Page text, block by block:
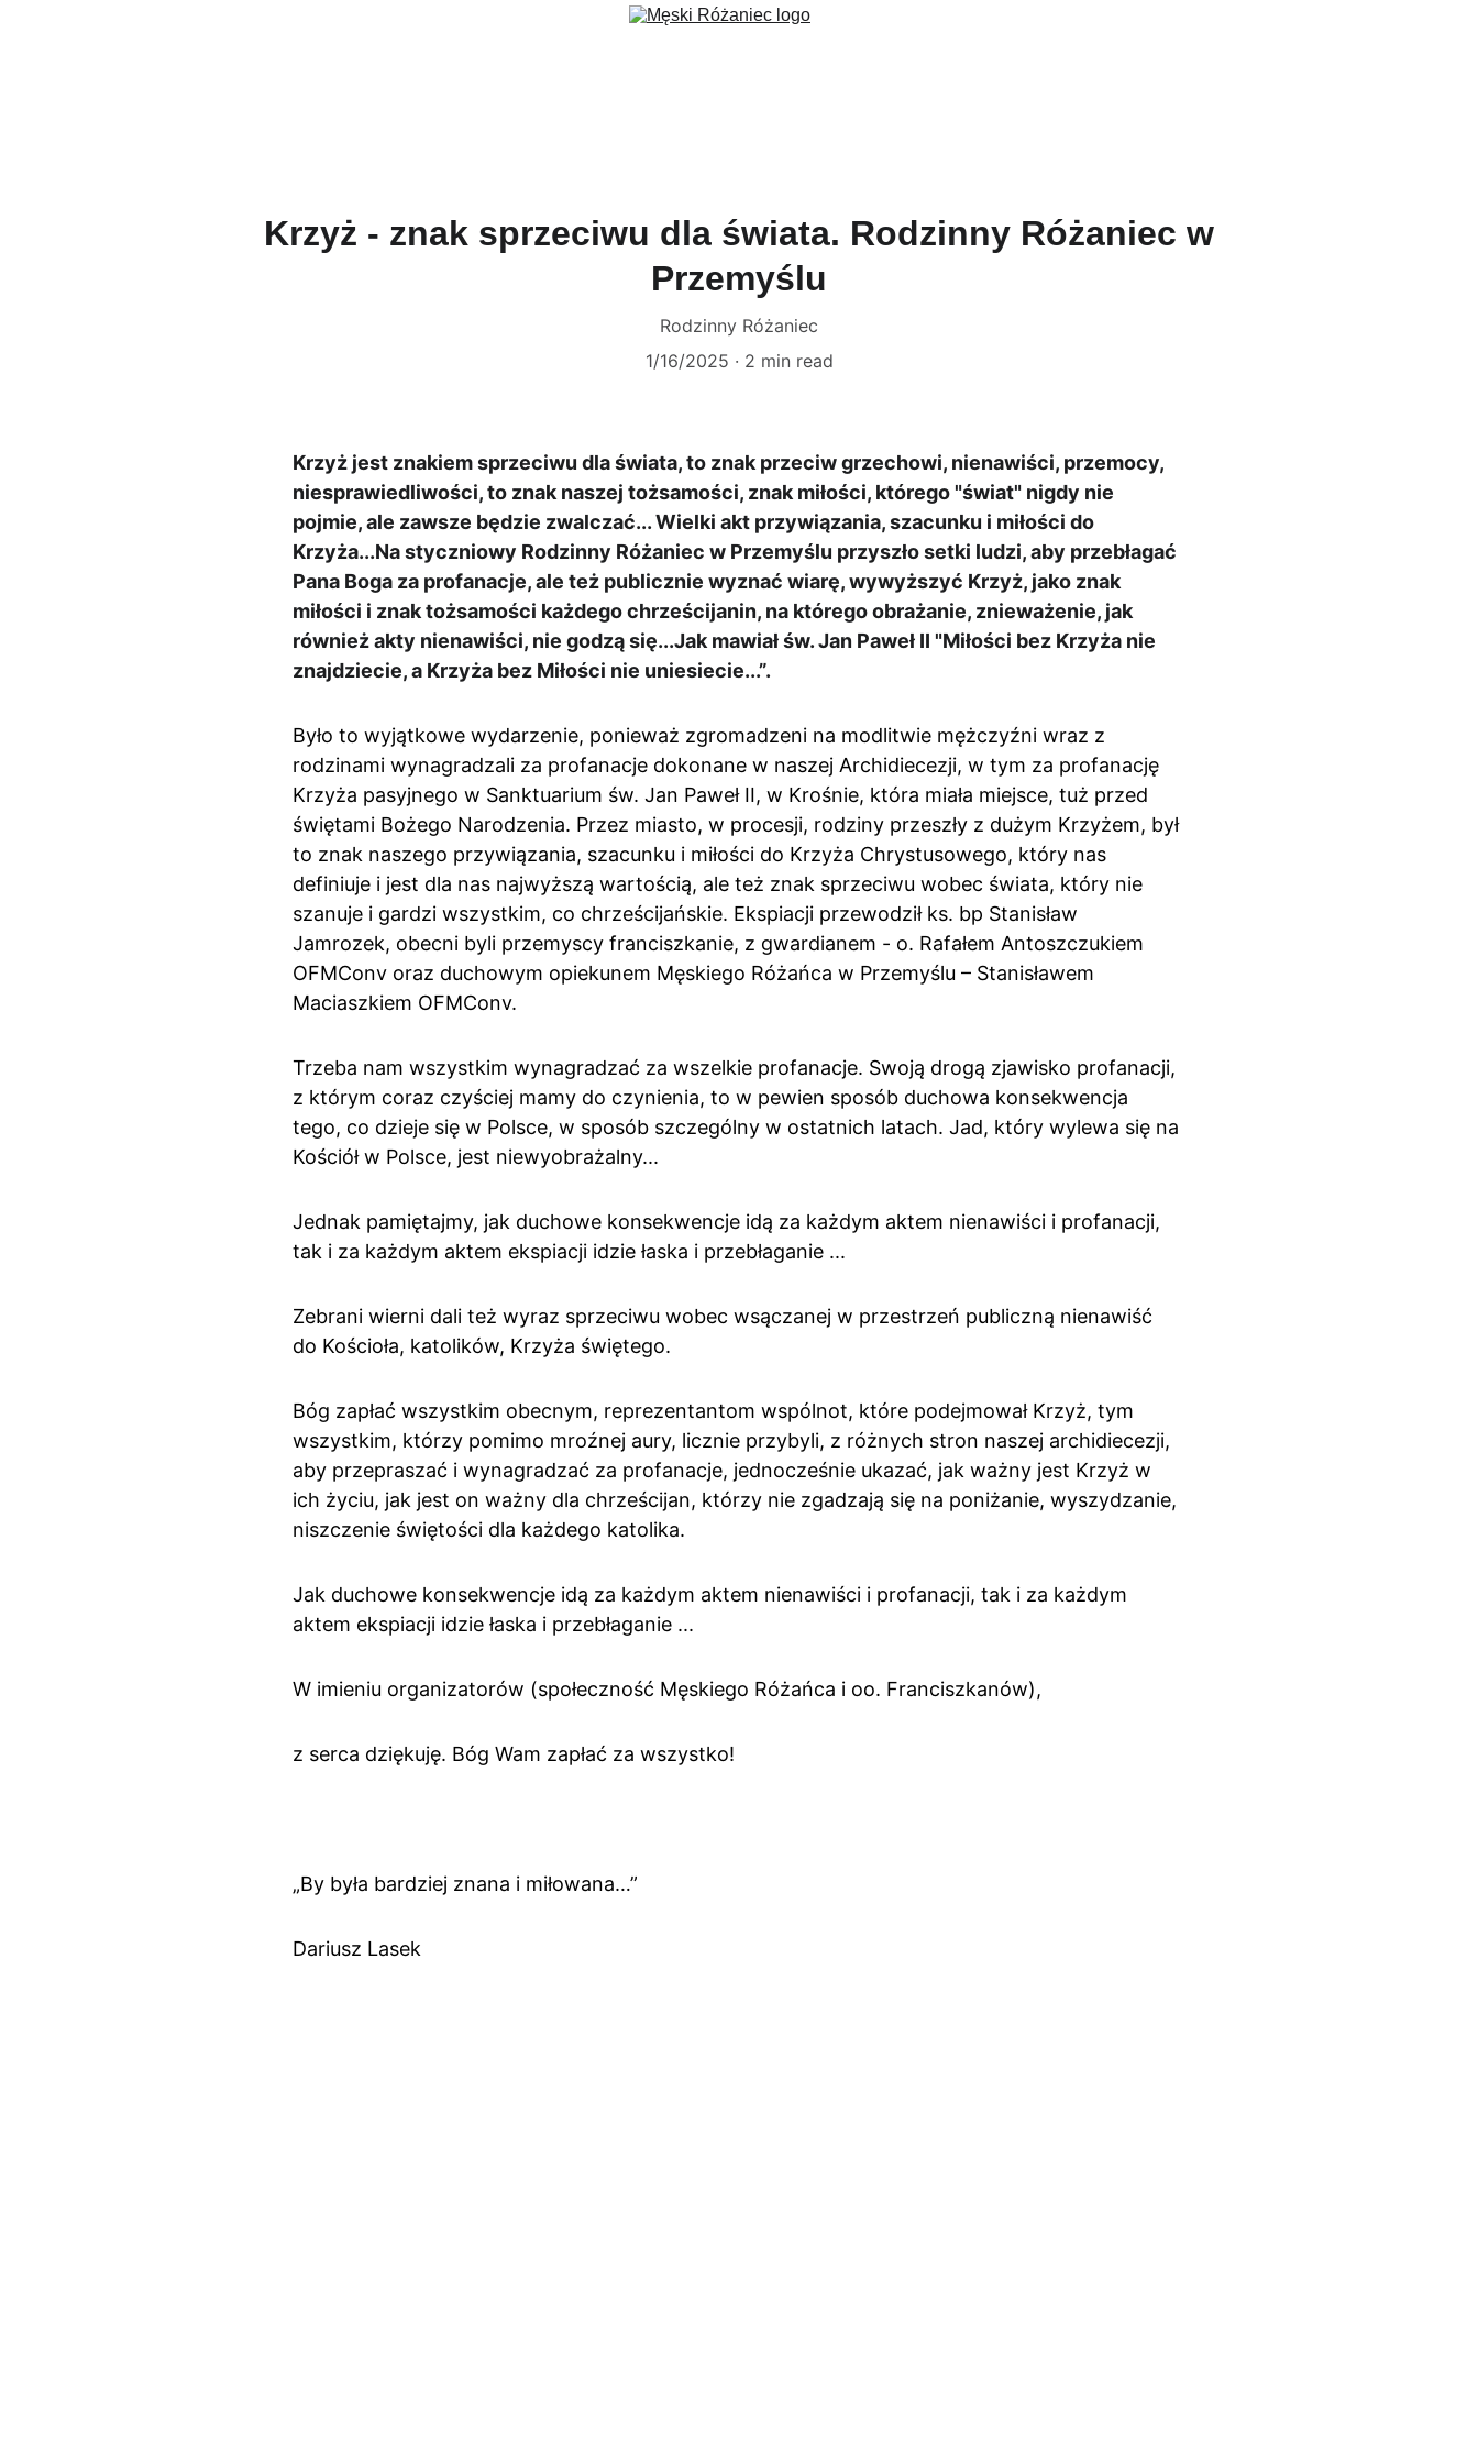
Krzyż - znak sprzeciwu dla świata. Rodzinny Różaniec w
Przemyślu
Rodzinny Różaniec
1/16/2025
2 min read
Krzyż jest znakiem sprzeciwu dla świata, to znak przeciw grzechowi, nienawiści, przemocy,
niesprawiedliwości, to znak naszej tożsamości, znak miłości, którego "świat" nigdy nie
pojmie, ale zawsze będzie zwalczać... Wielki akt przywiązania, szacunku i miłości do
Krzyża...Na styczniowy Rodzinny Różaniec w Przemyślu przyszło setki ludzi, aby przebłagać
Pana Boga za profanacje, ale też publicznie wyznać wiarę, wywyższyć Krzyż, jako znak
miłości i znak tożsamości każdego chrześcijanin, na którego obrażanie, znieważenie, jak
również akty nienawiści, nie godzą się...Jak mawiał św. Jan Paweł II "Miłości bez Krzyża nie
znajdziecie, a Krzyża bez Miłości nie uniesiecie...”.
Było to wyjątkowe wydarzenie, ponieważ zgromadzeni na modlitwie mężczyźni wraz z
rodzinami wynagradzali za profanacje dokonane w naszej Archidiecezji, w tym za profanację
Krzyża pasyjnego w Sanktuarium św. Jan Paweł II, w Krośnie, która miała miejsce, tuż przed
świętami Bożego Narodzenia. Przez miasto, w procesji, rodziny przeszły z dużym Krzyżem, był
to znak naszego przywiązania, szacunku i miłości do Krzyża Chrystusowego, który nas
definiuje i jest dla nas najwyższą wartością, ale też znak sprzeciwu wobec świata, który nie
szanuje i gardzi wszystkim, co chrześcijańskie. Ekspiacji przewodził ks. bp Stanisław
Jamrozek, obecni byli przemyscy franciszkanie, z gwardianem - o. Rafałem Antoszczukiem
OFMConv oraz duchowym opiekunem Męskiego Różańca w Przemyślu – Stanisławem
Maciaszkiem OFMConv.
Trzeba nam wszystkim wynagradzać za wszelkie profanacje. Swoją drogą zjawisko profanacji,
z którym coraz czyściej mamy do czynienia, to w pewien sposób duchowa konsekwencja
tego, co dzieje się w Polsce, w sposób szczególny w ostatnich latach. Jad, który wylewa się na
Kościół w Polsce, jest niewyobrażalny...
Jednak pamiętajmy, jak duchowe konsekwencje idą za każdym aktem nienawiści i profanacji,
tak i za każdym aktem ekspiacji idzie łaska i przebłaganie ...
Zebrani wierni dali też wyraz sprzeciwu wobec wsączanej w przestrzeń publiczną nienawiść
do Kościoła, katolików, Krzyża świętego.
Bóg zapłać wszystkim obecnym, reprezentantom wspólnot, które podejmował Krzyż, tym
wszystkim, którzy pomimo mroźnej aury, licznie przybyli, z różnych stron naszej archidiecezji,
aby przepraszać i wynagradzać za profanacje, jednocześnie ukazać, jak ważny jest Krzyż w
ich życiu, jak jest on ważny dla chrześcijan, którzy nie zgadzają się na poniżanie, wyszydzanie,
niszczenie świętości dla każdego katolika.
Jak duchowe konsekwencje idą za każdym aktem nienawiści i profanacji, tak i za każdym
aktem ekspiacji idzie łaska i przebłaganie ...
W imieniu organizatorów (społeczność Męskiego Różańca i oo. Franciszkanów),
z serca dziękuję. Bóg Wam zapłać za wszystko!
„By była bardziej znana i miłowana…”
Dariusz Lasek